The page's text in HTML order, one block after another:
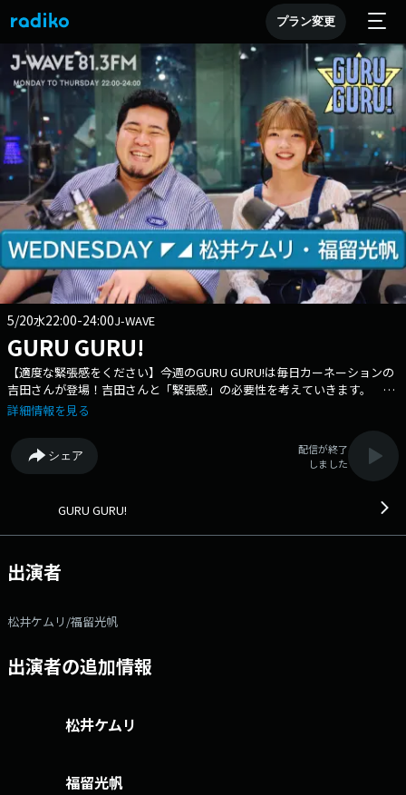
プラン変更
5/20水22:00-24:00J-WAVE
GURU GURU!
【適度な緊張感をください】今週のGURU GURU!は毎日カーネーションの
吉田さんが登場！吉田さんと「緊張感」の必要性を考えていきます。
今週は「まいにち吉田」ウィーク！ カーネーションの吉田さんが毎日登
い」「みんなで仲良く」 が推奨される今の時代。 でも、たまには背筋
が伸びるような 「適度な緊張感」がないと、 ダラダラしてしまいませ
んか？ 吉田さんを迎えて、「緊張感」の必要性について グルグル考え
ど、結果的にうまくいかなかったこと ⭐️緊張感があって大変だったけ
は？ 『DMM ONLINE CLINIC ONAYAMI CHOICE！』 優柔不断な皆さ
んから、 美容・健康・恋愛・薄毛、さらにはお仕事のお悩みまで！ 二
ート、 どちらの選択が良いかチョイスしていきます！ お悩みが採用
されたリスナーさんには、 このコーナーのために作った「DMMオンライ
ベートで勝った方のステッカーをプレゼントしていきます！ メッセー
日の担当は suis from ヨルシカ 皆様から「日記」を募集 心動かされ
た瞬間はもちろん、日々の何気ない出来事も日記にして教えてくださ
と… などを #suis813 を付けてXでポストしてください！ suisがタイム
詳細情報を見る
シェア
配信が終了
しました
GURU GURU!
出演者
松井ケムリ/福留光帆
出演者の追加情報
松井ケムリ
福留光帆